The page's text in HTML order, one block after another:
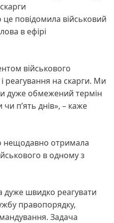
повідомила військовий
в ефірі
військового
реагування на скарги. Ми
дуже обмежений термін
п’ять днів», – каже
нещодавно отримала
в одному з
дуже швидко реагувати
правопорядку,
Задача